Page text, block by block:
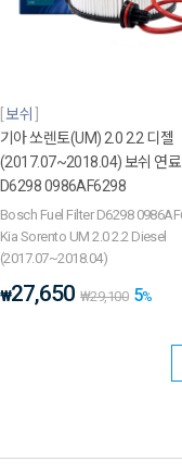
보쉬
기아 쏘렌토(UM) 2.0 2.2 디젤
(2017.07~2018.04) 보쉬 연료
D6298 0986AF6298
Bosch Fuel Filter D6298
Kia Sorento UM 2.0 2.2 Diesel
(2017.07~2018.04)
₩27,650 ₩29,100 5%